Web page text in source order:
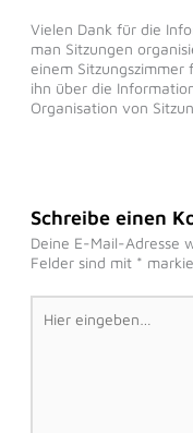
Vielen Dank für die
man Sitzungen
einem Sitzungszimmer
ihn über die
Organisation von
Schreibe einen
Deine E-Mail-Adresse
Felder sind mit *
Hier
eingeben…